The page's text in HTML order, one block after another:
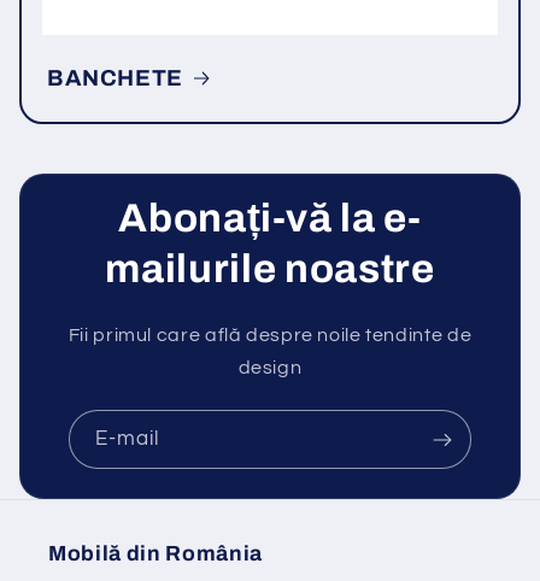
BANCHETE
Abonați-vă la e-
mailurile noastre
Fii primul care află despre noile tendinte de
design
E-mail
Mobilă din România